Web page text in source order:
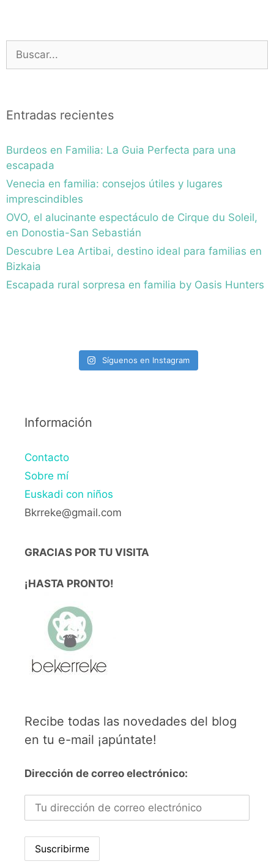
Buscar:
Entradas recientes
Burdeos en Familia: La Guia Perfecta para una
escapada
Venecia en familia: consejos útiles y lugares
imprescindibles
OVO, el alucinante espectáculo de Cirque du Soleil,
en Donostia-San Sebastián
Descubre Lea Artibai, destino ideal para familias en
Bizkaia
Escapada rural sorpresa en familia by Oasis Hunters
Síguenos en Instagram
Información
Contacto
Sobre mí
Euskadi con niños
Bkrreke@gmail.com
GRACIAS POR TU VISITA
¡HASTA PRONTO!
Recibe todas las novedades del blog
en tu e-mail ¡apúntate!
Dirección de correo electrónico: